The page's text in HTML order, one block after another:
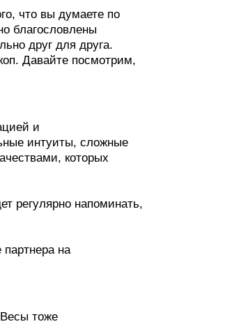
что вы думаете по
благословлены
друг для друга.
Давайте посмотрим,
и
интуиты, сложные
которых
регулярно напоминать,
на
тоже